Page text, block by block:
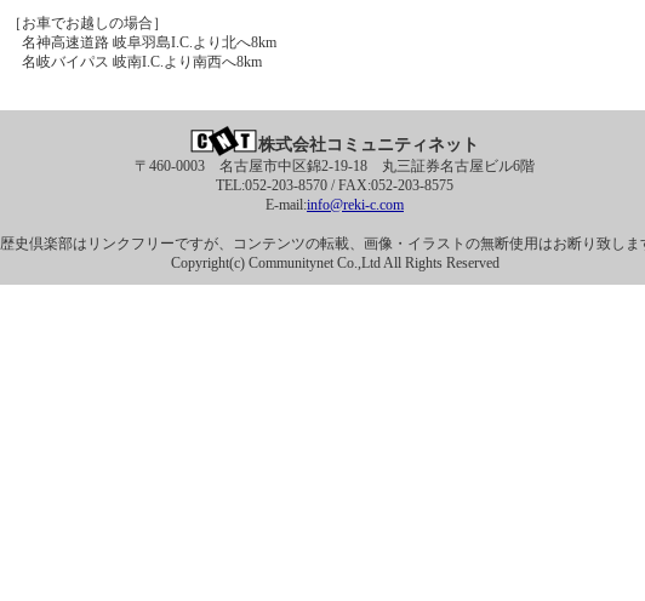
［お車でお越しの場合］
名神高速道路 岐阜羽島I.C.より北へ8km
名岐バイパス 岐南I.C.より南西へ8km
株式会社コミュニティネット
〒460-0003 名古屋市中区錦2-19-18 丸三証券名古屋ビル6階
TEL:052-203-8570 / FAX:052-203-8575
E-mail:info@reki-c.com
歴史倶楽部はリンクフリーですが、コンテンツの転載、画像・イラストの無断使用はお断り致しま
Copyright(c) Communitynet Co.,Ltd All Rights Reserved